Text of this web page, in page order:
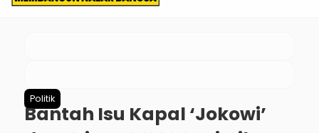
Politik
Bantah Isu Kapal ‘Jokowi’